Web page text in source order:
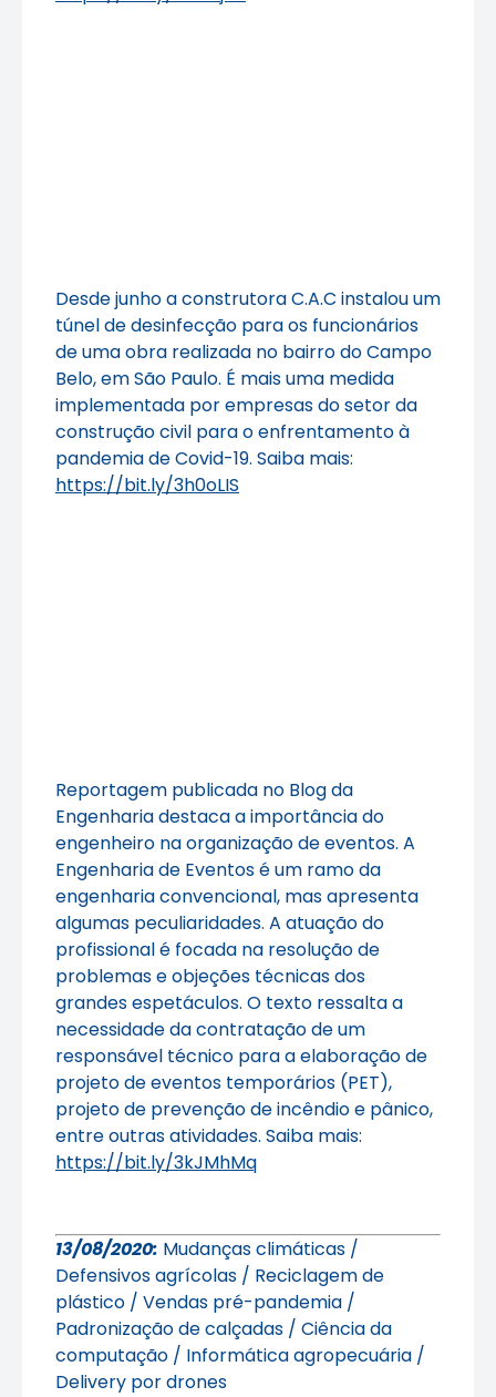
Desde junho a construtora C.A.C instalou um
túnel de desinfecção para os funcionários
de uma obra realizada no bairro do Campo
Belo, em São Paulo. É mais uma medida
implementada por empresas do setor da
construção civil para o enfrentamento à
pandemia de Covid-19. Saiba mais:
https://bit.ly/3h0oLIS
Reportagem publicada no Blog da
Engenharia destaca a importância do
engenheiro na organização de eventos. A
Engenharia de Eventos é um ramo da
engenharia convencional, mas apresenta
algumas peculiaridades. A atuação do
profissional é focada na resolução de
problemas e objeções técnicas dos
grandes espetáculos. O texto ressalta a
necessidade da contratação de um
responsável técnico para a elaboração de
projeto de eventos temporários (PET),
projeto de prevenção de incêndio e pânico,
entre outras atividades. Saiba mais:
https://bit.ly/3kJMhMq
13/08/2020: Mudanças climáticas /
Defensivos agrícolas / Reciclagem de
plástico / Vendas pré-pandemia /
Padronização de calçadas / Ciência da
computação / Informática agropecuária /
Delivery por drones